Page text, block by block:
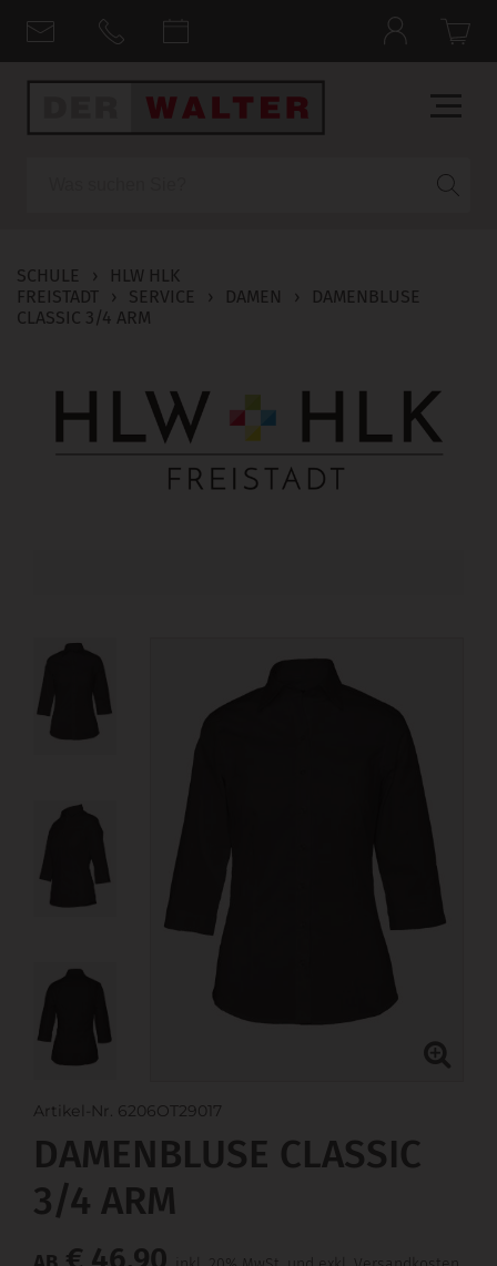
SCHULE ›
HLW HLK
FREISTADT
› SERVICE › DAMEN ›
DAMENBLUSE
CLASSIC 3/4 ARM
Artikel-Nr. 6206OT29017
DAMENBLUSE CLASSIC
3/4 ARM